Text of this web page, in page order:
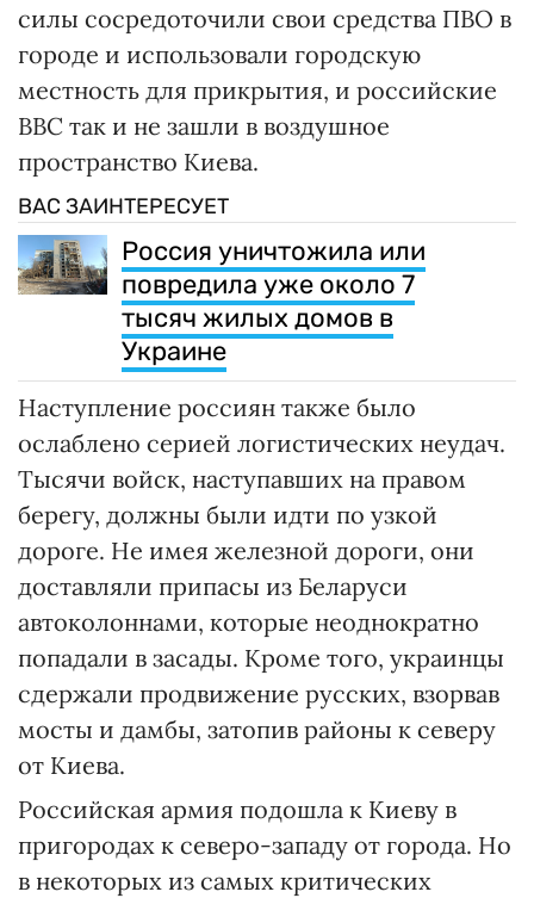
силы сосредоточили свои средства ПВО в
городе и использовали городскую
местность для прикрытия, и российские
ВВС так и не зашли в воздушное
пространство Киева.
ВАС ЗАИНТЕРЕСУЕТ
Россия уничтожила или
повредила уже около 7
тысяч жилых домов в
Украине
Наступление россиян также было
ослаблено серией логистических неудач.
Тысячи войск, наступавших на правом
берегу, должны были идти по узкой
дороге. Не имея железной дороги, они
доставляли припасы из Беларуси
автоколоннами, которые неоднократно
попадали в засады. Кроме того, украинцы
сдержали продвижение русских, взорвав
мосты и дамбы, затопив районы к северу
от Киева.
Российская армия подошла к Киеву в
пригородах к северо-западу от города. Но
в некоторых из самых критических